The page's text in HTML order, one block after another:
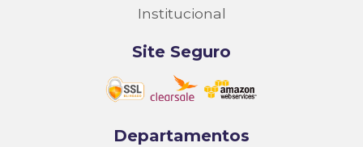
Institucional
Site Seguro
Departamentos